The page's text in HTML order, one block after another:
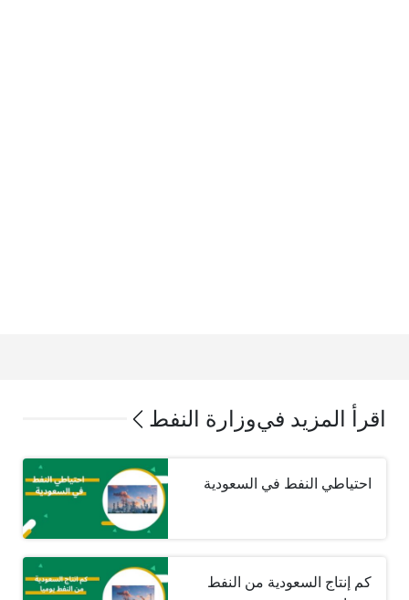
اقرأ المزيد فيوزارة النفط
احتياطي النفط في السعودية
كم إنتاج السعودية من النفط